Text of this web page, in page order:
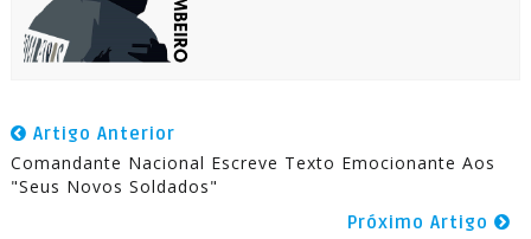
Artigo Anterior
Comandante Nacional Escreve Texto Emocionante Aos
"Seus Novos Soldados"
Próximo Artigo